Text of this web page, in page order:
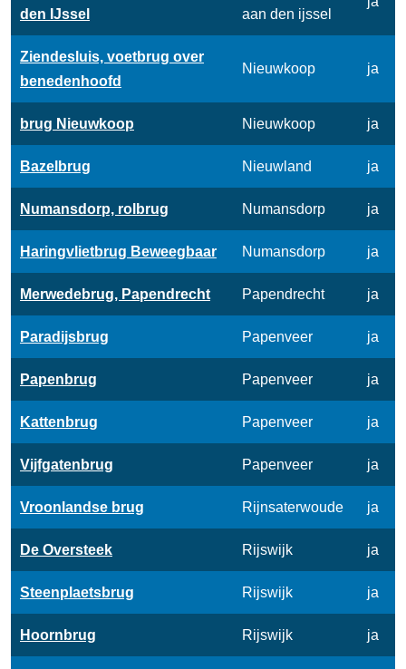
den IJssel
aan den ijssel
Ziendesluis, voetbrug over
benedenhoofd
Nieuwkoop ja
brug Nieuwkoop Nieuwkoop ja
Bazelbrug Nieuwland ja
Numansdorp, rolbrug Numansdorp ja
Haringvlietbrug Beweegbaar Numansdorp ja
Merwedebrug, Papendrecht Papendrecht ja
Paradijsbrug Papenveer ja
Papenbrug Papenveer ja
Kattenbrug Papenveer ja
Vijfgatenbrug Papenveer ja
Vroonlandse brug Rijnsaterwoude ja
De Oversteek Rijswijk ja
Steenplaetsbrug Rijswijk ja
Hoornbrug Rijswijk ja